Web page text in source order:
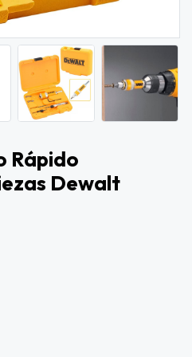
Rápido
Dewalt